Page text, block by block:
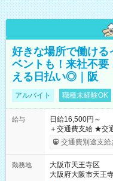
好きな場所で働け
ベントも！来社不要
える日払い◎｜阪
アルバイト 職種未経験OK
給与
日給16,500円～
＋交通費支給 ★交通費全額支給！ ★日払いOK！（規定あり） ┗
働いたその日に現
交通費別途支給
勤務地
大阪市天王寺区
大阪府大阪市天王